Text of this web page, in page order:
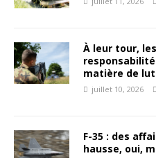
À leur tour,
matière de
juillet 10, 2026
F-35 : des
hausse, oui,